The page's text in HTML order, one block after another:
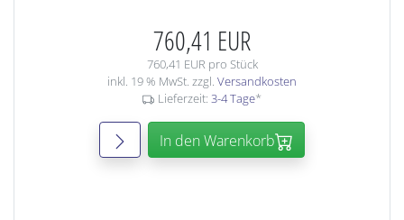
760,41 EUR
760,41 EUR pro Stück
inkl. 19 % MwSt. zzgl. Versandkosten
Lieferzeit: 3-4 Tage*
In den Warenkorb